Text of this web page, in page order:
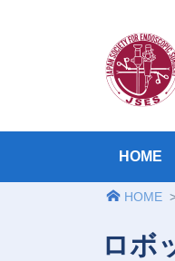
HOME
HOME
ロボ